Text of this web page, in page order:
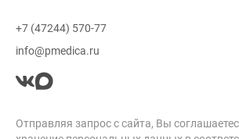
+7 (47244) 570-77
info@pmedica.ru
Отправляя запрос с сайта, Вы